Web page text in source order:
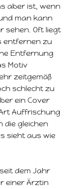
aber ist, wenn
man kann
sehen. Oft liegt
entfernen zu
Entfernung
Motiv
zeitgemäß
schlecht zu
ein Cover
Auffrischung
die gleichen
sieht aus wie
dem Jahr
einer Ärztin